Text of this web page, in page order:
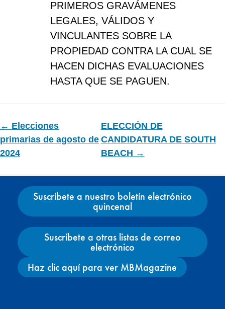
PRIMEROS GRAVÁMENES
LEGALES, VÁLIDOS Y
VINCULANTES SOBRE LA
PROPIEDAD CONTRA LA CUAL SE
HACEN DICHAS EVALUACIONES
HASTA QUE SE PAGUEN.
← Elecciones
primarias de agosto de
2024
ELECCIÓN DE
CANDIDATURA DE SOUTH
BEACH →
Suscríbete a nuestro boletín electrónico
quincenal
Suscríbete a otras listas de correo
electrónico
Haz clic aquí para ver MBMagazine